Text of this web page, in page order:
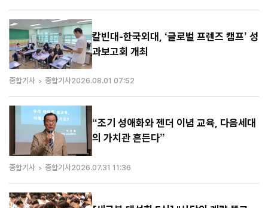
칼빈대-한국외대, ‘글로벌 프렌즈 캠프’ 성
과보고회 개최
종합기사 종합기사2026.08.01 07:52
“조기 성애화와 젠더 이념 교육, 다음세대
의 가치관 흔든다”
종합기사 종합기사2026.07.31 11:36